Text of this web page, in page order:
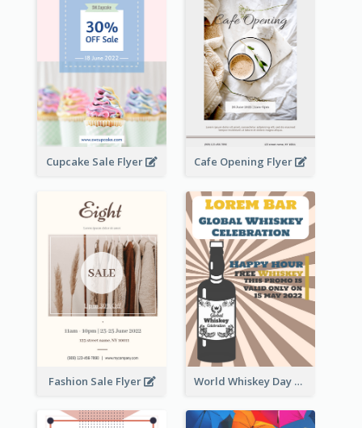
Cupcake Sale Flyer Cafe Opening Flyer
Fashion Sale Flyer World Whiskey Day Promotion Flyer